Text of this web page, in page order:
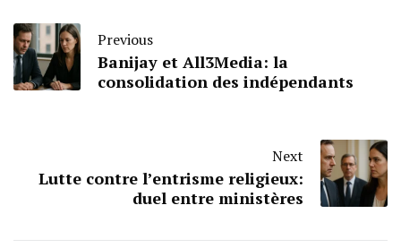
Previous
Banijay et All3Media: la
consolidation des indépendants
Next
Lutte contre l’entrisme religieux:
duel entre ministères